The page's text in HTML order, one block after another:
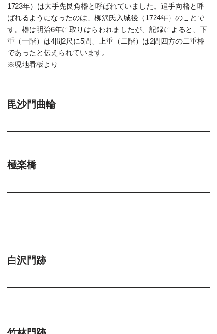
1723年）は大手先艮角櫓と呼ばれていました。追手向櫓と呼
ばれるようになったのは、柳沢氏入城後（1724年）のことで
す。櫓は明治6年に取りはらわれましたが、記録によると、下
重（一階）は4間2尺に5間、上重（二階）は2間四方の二重櫓
であったと伝えられています。
※現地看板より
毘沙門曲輪
極楽橋
白沢門跡